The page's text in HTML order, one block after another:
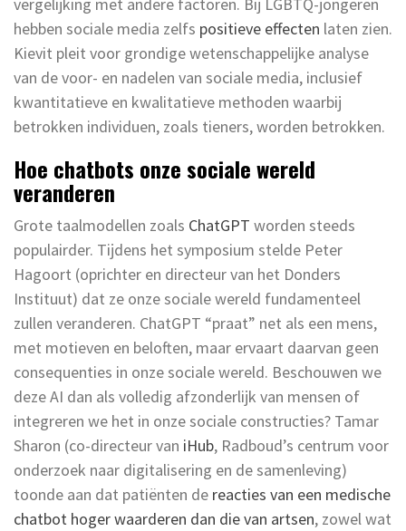
hebben sociale media zelfs positieve effecten laten zien.
Kievit pleit voor grondige wetenschappelijke analyse
van de voor- en nadelen van sociale media, inclusief
kwantitatieve en kwalitatieve methoden waarbij
betrokken individuen, zoals tieners, worden betrokken.
Hoe chatbots onze sociale wereld
veranderen
Grote taalmodellen zoals ChatGPT worden steeds
populairder. Tijdens het symposium stelde Peter
Hagoort (oprichter en directeur van het Donders
Instituut) dat ze onze sociale wereld fundamenteel
zullen veranderen. ChatGPT “praat” net als een mens,
met motieven en beloften, maar ervaart daarvan geen
consequenties in onze sociale wereld. Beschouwen we
deze AI dan als volledig afzonderlijk van mensen of
integreren we het in onze sociale constructies? Tamar
Sharon (co-directeur van iHub, Radboud’s centrum voor
onderzoek naar digitalisering en de samenleving)
toonde aan dat patiënten de reacties van een medische
chatbot hoger waarderen dan die van artsen, zowel wat